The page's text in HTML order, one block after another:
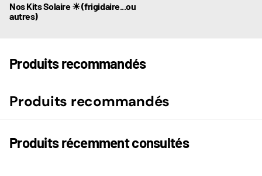
Nos Kits Solaire ☀ (frigidaire...ou
autres)
Produits recommandés
Produits recommandés
Produits récemment consultés